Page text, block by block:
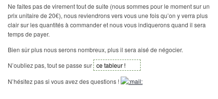
Ne faites pas de virement tout de suite (nous sommes pour le moment sur un
prix unitaire de 20€), nous reviendrons vers vous une fois qu’on y verra plus
clair sur les quantités à commander et nous vous indiquerons quand il sera
temps de payer.
Bien sûr plus nous serons nombreux, plus il sera aisé de négocier.
N’oubliez pas, tout se passe sur ce tableur !
N’hésitez pas si vous avez des questions !